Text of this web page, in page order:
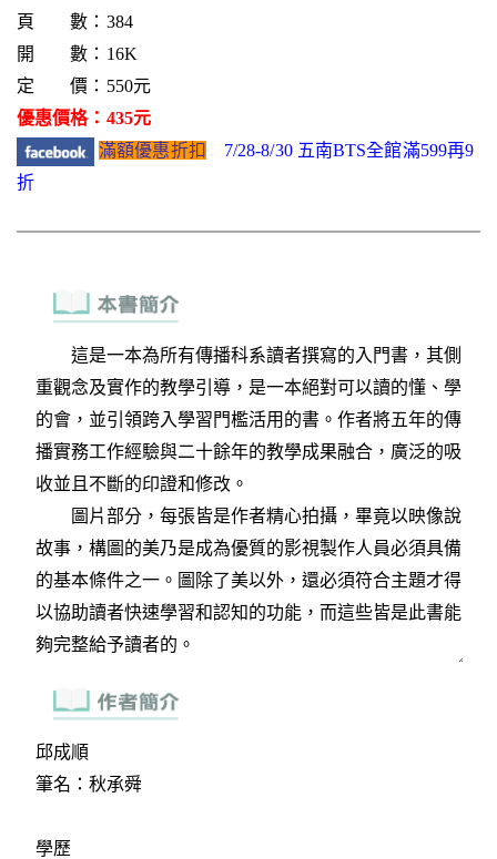
頁 數：384
開 數：16K
定 價：550元
優惠價格：435元
滿額優惠折扣
7/28-8/30 五南BTS全館滿599再9
折